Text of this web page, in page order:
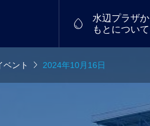

水辺プラザか
もとについて
7/18(土)～19(日)
ベント  2024年10月16日